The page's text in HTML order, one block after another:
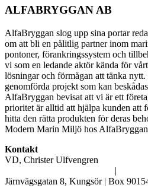
ALFABRYGGAN AB
AlfaBryggan slog upp sina portar
om att bli en pålitlig partner inom
pontoner, förankringssystem och
vi som en ledande aktör kända för
lösningar och förmågan att tänka
genomförda projekt som kan
AlfaBryggan bevisat att vi är ett
prioritet är alltid att hjälpa kunden att
hitta den rätta produkten för deras
Modern Marin Miljö hos
Kontakt
VD, Christer Ulfvengren
|
Järnvägsgatan 8, Kungsör | Box